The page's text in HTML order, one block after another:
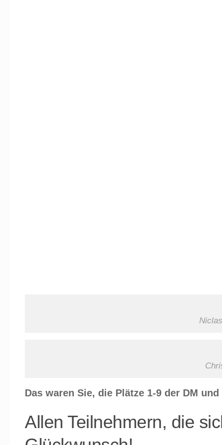
Das waren Sie, die Plätze 1-9 der DM
Allen Teilnehmern, die